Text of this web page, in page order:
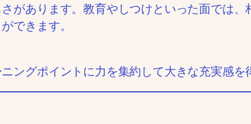
があります。教育やしつけといった面では
できます。
ングポイントに力を集約して大きな充実感を